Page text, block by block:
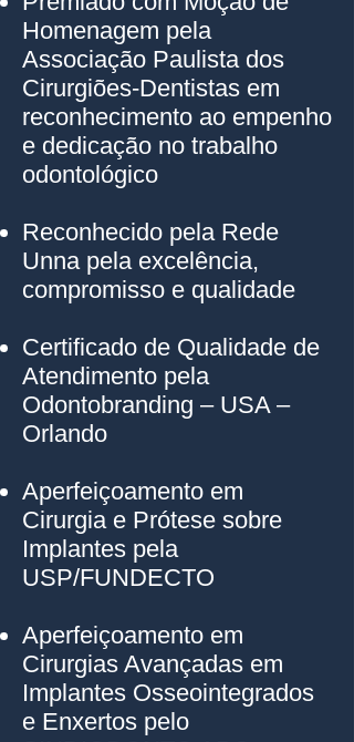
Homenagem pela
Associação Paulista dos
Cirurgiões-Dentistas em
reconhecimento ao empenho
e dedicação no trabalho
odontológico
Reconhecido pela Rede
Unna pela excelência,
compromisso e qualidade
Certificado de Qualidade de
Atendimento pela
Odontobranding – USA –
Orlando
Aperfeiçoamento em
Cirurgia e Prótese sobre
Implantes pela
USP/FUNDECTO
Aperfeiçoamento em
Cirurgias Avançadas em
Implantes Osseointegrados
e Enxertos pelo